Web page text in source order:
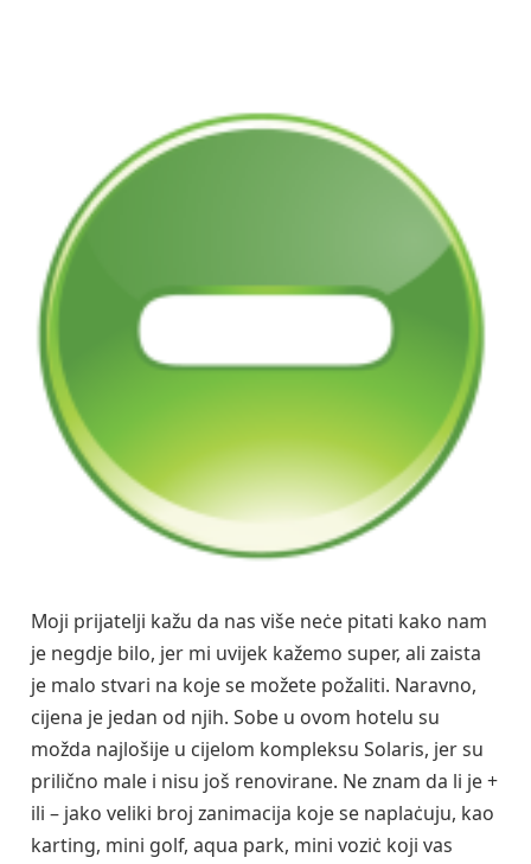
Moji prijatelji kažu da nas više neċe pitati kako nam
je negdje bilo, jer mi uvijek kažemo super, ali zaista
je malo stvari na koje se možete požaliti. Naravno,
cijena je jedan od njih. Sobe u ovom hotelu su
možda najlošije u cijelom kompleksu Solaris, jer su
prilično male i nisu još renovirane. Ne znam da li je +
ili – jako veliki broj zanimacija koje se naplaċuju, kao
karting, mini golf, aqua park, mini voziċ koji vas